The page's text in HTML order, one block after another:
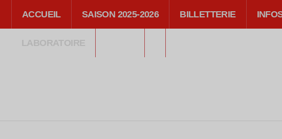
ACCUEIL SAISON 2025-2026 BILLETTERIE
LABORATOIRE